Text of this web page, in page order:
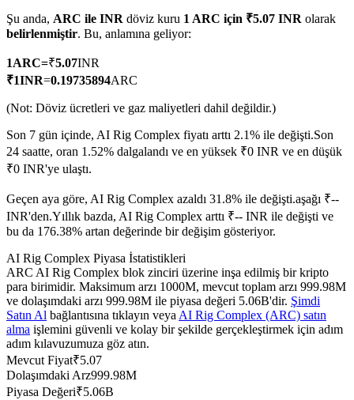
USDC Vadeli İşlemleri
USDC'yi teminat olarak kullanan vadeli işlemler
Kopya Ticaret
En iyi traderlarla güçlerinizi birleştirin
Şu anda, ARC ile INR döviz kuru 1 ARC için ₹5.07 INR olarak
belirlenmiştir. Bu, anlamına geliyor:
1ARC=₹5.07INR
₹1INR=0.19735894ARC
(Not: Döviz ücretleri ve gaz maliyetleri dahil değildir.)
Son 7 gün içinde, AI Rig Complex fiyatı arttı 2.1% ile değişti.Son
24 saatte, oran 1.52% dalgalandı ve en yüksek ₹0 INR ve en düşük
₹0 INR'ye ulaştı.
Geçen aya göre, AI Rig Complex azaldı 31.8% ile değişti.aşağı ₹--
INR'den.Yıllık bazda, AI Rig Complex arttı ₹-- INR ile değişti ve
bu da 176.38% artan değerinde bir değişim gösteriyor.
AI Rig Complex Piyasa İstatistikleri
ARC AI Rig Complex blok zinciri üzerine inşa edilmiş bir kripto
para birimidir. Maksimum arzı 1000M, mevcut toplam arzı 999.98M
ve dolaşımdaki arzı 999.98M ile piyasa değeri 5.06B'dir. Şimdi
Satın Al bağlantısına tıklayın veya AI Rig Complex (ARC) satın
alma işlemini güvenli ve kolay bir şekilde gerçekleştirmek için adım
adım kılavuzumuza göz atın.
Mevcut Fiyat₹5.07
Dolaşımdaki Arz999.98M
Piyasa Değeri₹5.06B